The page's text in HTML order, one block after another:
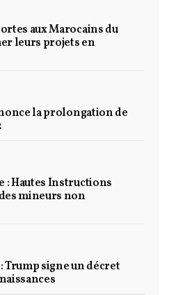
aux Marocains du
leurs projets en
la prolongation de
Hautes Instructions
mineurs non
signe un décret